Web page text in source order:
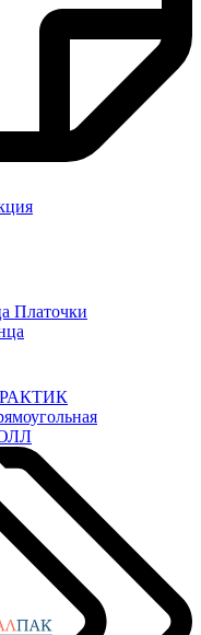
Платочки